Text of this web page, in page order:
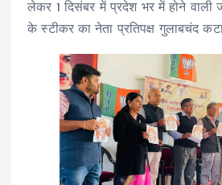
लेकर 1 दिसंबर में प्रदेश भर में होने वाली
के स्टीकर का नेता प्रतिपक्ष गुलाबचंद